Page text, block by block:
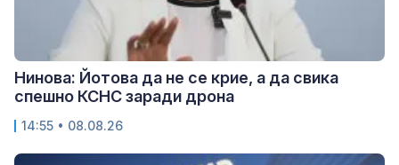
Нинова: Йотова да не се крие, а да свика
спешно КСНС заради дрона
14:55 • 08.08.26